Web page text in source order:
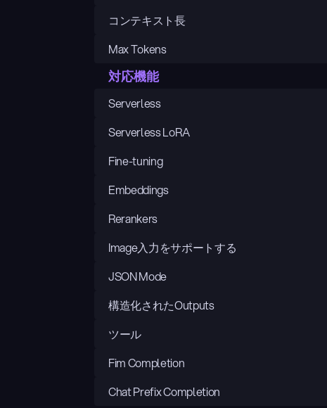
コンテキスト長
Max Tokens
対応機能
Serverless
Serverless LoRA
Fine-tuning
Embeddings
Rerankers
Image入力をサポートする
JSON Mode
構造化されたOutputs
ツール
Fim Completion
Chat Prefix Completion